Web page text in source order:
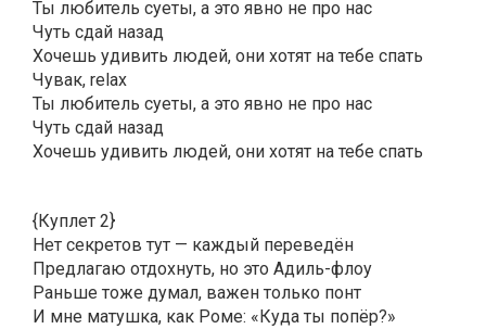
Ты любитель суеты, а это явно не про нас
Чуть сдай назад
Хочешь удивить людей, они хотят на тебе спать
Чувак, relax
Ты любитель суеты, а это явно не про нас
Чуть сдай назад
Хочешь удивить людей, они хотят на тебе спать
{Куплет 2}
Нет секретов тут — каждый переведён
Предлагаю отдохнуть, но это Адиль-флоу
Раньше тоже думал, важен только понт
И мне матушка, как Роме: «Куда ты попёр?»